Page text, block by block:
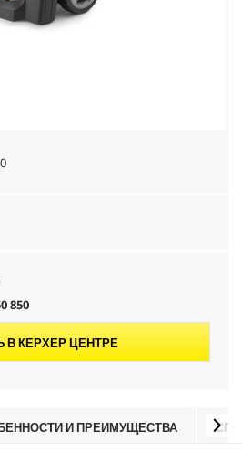
850
В КЕРХЕР ЦЕНТРЕ
И ПРЕИМУЩЕСТВА